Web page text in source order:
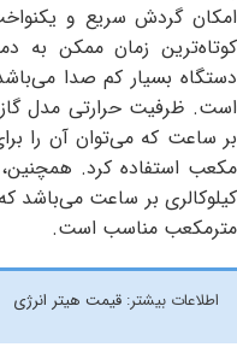
امکان گردش سریع و
کوتاه‌ترین زمان ممکن به
مترمکعب مناسب است.
اطلاعات بیشتر: قیمت هیتر انرژی